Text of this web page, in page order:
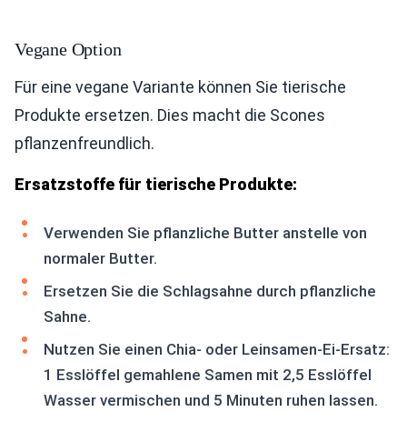
Vegane Option
Für eine vegane Variante können Sie tierische
Produkte ersetzen. Dies macht die Scones
pflanzenfreundlich.
Ersatzstoffe für tierische Produkte:
Verwenden Sie pflanzliche Butter anstelle von
normaler Butter.
Ersetzen Sie die Schlagsahne durch pflanzliche
Sahne.
Nutzen Sie einen Chia- oder Leinsamen-Ei-Ersatz:
1 Esslöffel gemahlene Samen mit 2,5 Esslöffel
Wasser vermischen und 5 Minuten ruhen lassen.